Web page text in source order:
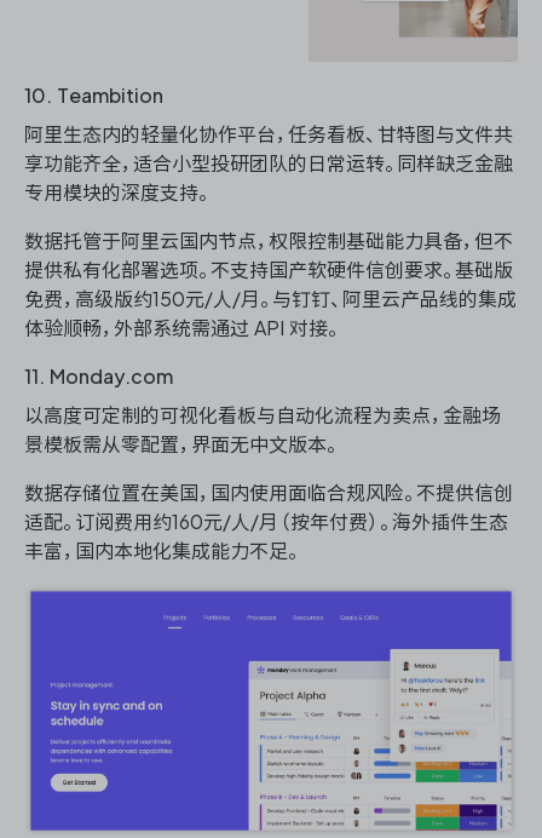
10. Teambition
阿里生态内的轻量化协作平台，任务看板、甘特图与文件共
享功能齐全，适合小型投研团队的日常运转。同样缺乏金融
专用模块的深度支持。
数据托管于阿里云国内节点，权限控制基础能力具备，但不
提供私有化部署选项。不支持国产软硬件信创要求。基础版
免费，高级版约150元/人/月。与钉钉、阿里云产品线的集成
体验顺畅，外部系统需通过 API 对接。
11. Monday.com
以高度可定制的可视化看板与自动化流程为卖点，金融场
景模板需从零配置，界面无中文版本。
数据存储位置在美国，国内使用面临合规风险。不提供信创
适配。订阅费用约160元/人/月（按年付费）。海外插件生态
丰富，国内本地化集成能力不足。